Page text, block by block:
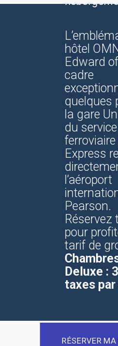
hôtel
Edward
cadre
quelques
la gare
du service
ferroviaire
Express
l’aéroport
Pearson.
Réservez
pour
tarif de
Deluxe :
taxes
RÉSERVER